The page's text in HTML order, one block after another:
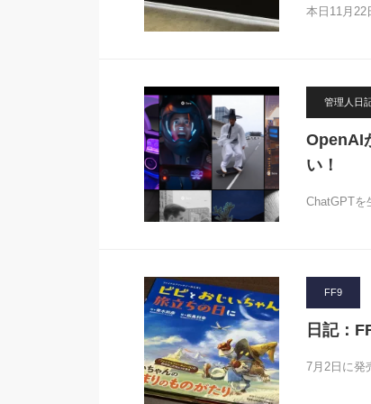
本日11月
管理人日
OpenAI
い！
ChatGPT
FF9
日記：
7月2日に発